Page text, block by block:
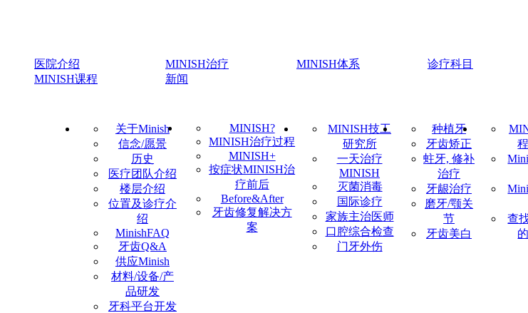
医院介绍 MINISH治疗 MINISH体系
诊疗科目
MINISH课程
新闻
关于Minish
信念/愿景
历史
医疗团队介绍
楼层介绍
位置及诊疗介
绍
MinishFAQ
牙齿Q&A
供应Minish
材料/设备/产
品研发
牙科平台开发
MINISH?
MINISH治疗过程
MINISH+
按症状MINISH治
疗前后
Before&After
牙齿修复解决方
案
MINISH技工
研究所
一天治疗
MINISH
灭菌消毒
国际诊疗
家族主治医师
口腔综合检查
门牙外伤
种植牙
牙齿矫正
蛀牙, 修补
治疗
牙龈治疗
磨牙/颚关
节
牙齿美白
查